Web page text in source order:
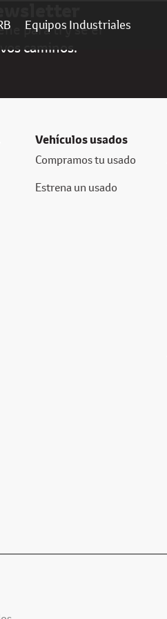
Equipos Industriales
para ti y sé el
caminos.
Vehículos usados
Compramos tu usado
Estrena un usado